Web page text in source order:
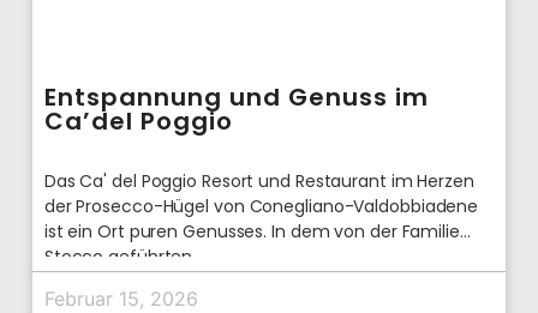
Entspannung und Genuss im
Ca’del Poggio
Das Ca' del Poggio Resort und Restaurant im Herzen
der Prosecco-Hügel von Conegliano-Valdobbiadene
ist ein Ort puren Genusses. In dem von der Familie
Stocco geführten
Februar 15, 2026